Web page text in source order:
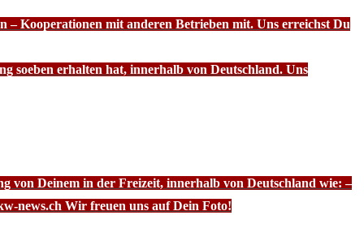
– Kooperationen mit anderen Betrieben mit. Uns erreichst Du
soeben erhalten hat, innerhalb von Deutschland. Uns
von Deinem in der Freizeit, innerhalb von Deutschland wie: –
news.ch Wir freuen uns auf Dein Foto!